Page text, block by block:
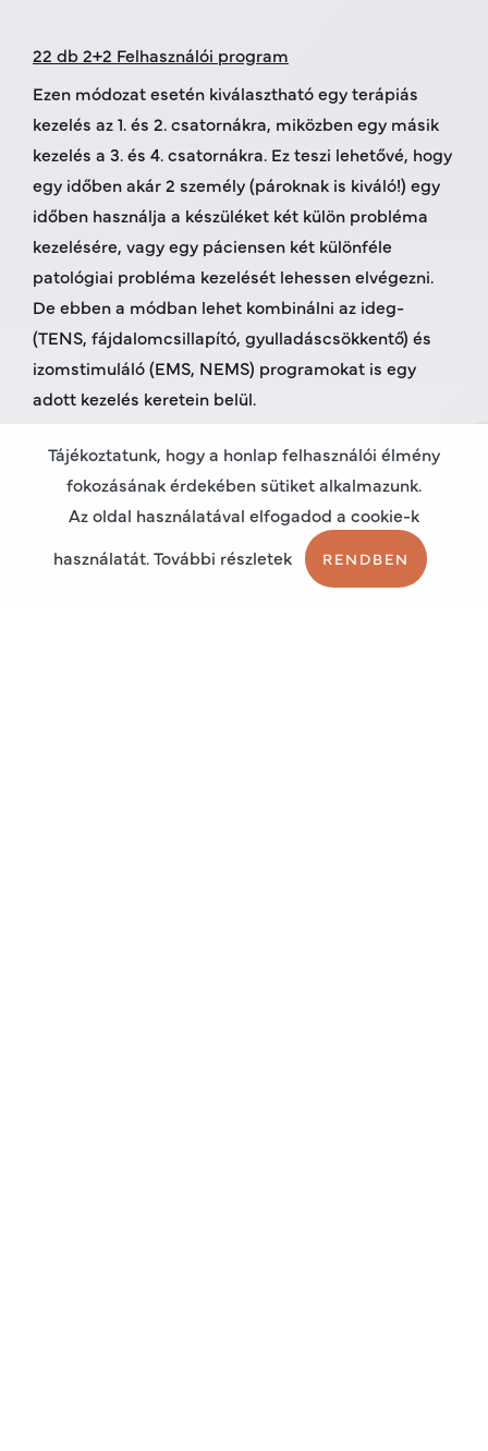
22 db 2+2 Felhasználói program
Ezen módozat esetén kiválasztható egy terápiás
kezelés az 1. és 2. csatornákra, miközben egy másik
kezelés a 3. és 4. csatornákra. Ez teszi lehetővé, hogy
egy időben akár 2 személy (pároknak is kiváló!) egy
időben használja a készüléket két külön probléma
kezelésére, vagy egy páciensen két különféle
patológiai probléma kezelését lehessen elvégezni.
De ebben a módban lehet kombinálni az ideg-
(TENS, fájdalomcsillapító, gyulladáscsökkentő) és
izomstimuláló (EMS, NEMS) programokat is egy
adott kezelés keretein belül.
12 Felhasználó által szabadon programozható tárhely
A készüléket raktárról szállítjuk.
CE tanúsított medikai (orvostechnikai) készülék,
Tájékoztatunk, hogy a honlap felhasználói élmény
fokozásának érdekében sütiket alkalmazunk.
Az oldal használatával elfogadod a cookie-k
használatát. További részletek
RENDBEN